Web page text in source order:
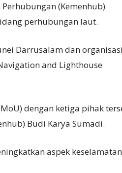
(Kemenhub)
perhubungan laut.
Darrusalam dan organisasi
and Lighthouse
dengan ketiga pihak
Budi Karya Sumadi.
aspek